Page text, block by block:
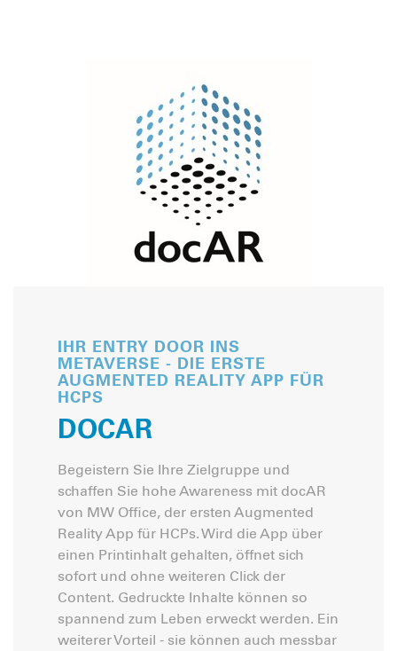
IHR ENTRY DOOR INS
METAVERSE - DIE ERSTE
AUGMENTED REALITY APP FÜR
HCPS
DOCAR
Begeistern Sie Ihre Zielgruppe und
schaffen Sie hohe Awareness mit docAR
von MW Office, der ersten Augmented
Reality App für HCPs. Wird die App über
einen Printinhalt gehalten, öffnet sich
sofort und ohne weiteren Click der
Content. Gedruckte Inhalte können so
spannend zum Leben erweckt werden. Ein
weiterer Vorteil - sie können auch messbar